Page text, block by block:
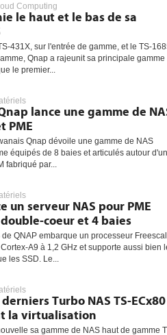
Computing
le haut et le bas de sa
431X, sur l'entrée de gamme, et le TS-
Qnap a rajeunit sa principale gamme
le premier...
lance une gamme de
PME
Qnap dévoile une gamme de NAS
équipés de 8 baies et articulés autour d'un
fabriqué par...
un serveur NAS pour PME
coeur et 4 baies
de QNAP embarque un processeur
A9 à 1,2 GHz et supporte aussi bien
les SSD. Le...
derniers Turbo NAS TS-ECx80
la virtualisation
sa gamme de NAS haut de gamme